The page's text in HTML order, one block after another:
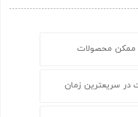
ممکن محصولات
در سریعترین زمان